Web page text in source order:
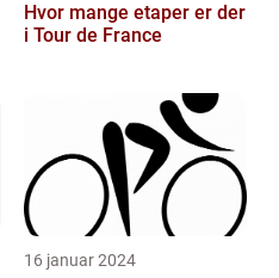
Hvor mange etaper er der
i Tour de France
16 januar 2024